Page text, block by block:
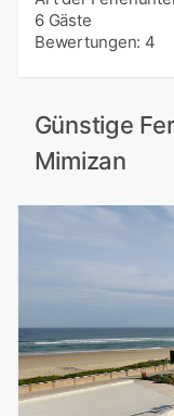
6 Gäste
Bewertungen: 4
Günstige
Mimizan